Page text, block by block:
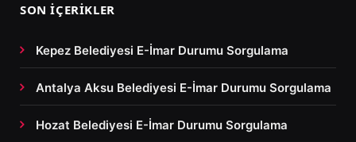
SON İÇERIKLER
Kepez Belediyesi E-İmar Durumu Sorgulama
Antalya Aksu Belediyesi E-İmar Durumu Sorgulama
Hozat Belediyesi E-İmar Durumu Sorgulama